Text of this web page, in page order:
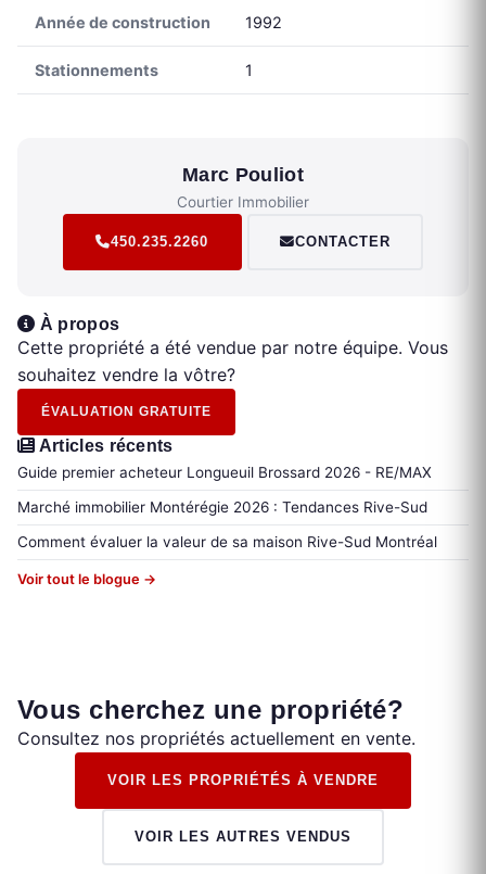
Année de construction 1992
Stationnements 1
Marc Pouliot
Courtier Immobilier
450.235.2260 CONTACTER
À propos
Cette propriété a été vendue par notre équipe. Vous
souhaitez vendre la vôtre?
ÉVALUATION GRATUITE
Articles récents
Guide premier acheteur Longueuil Brossard 2026 - RE/MAX
Marché immobilier Montérégie 2026 : Tendances Rive-Sud
Comment évaluer la valeur de sa maison Rive-Sud Montréal
Voir tout le blogue →
Vous cherchez une propriété?
Consultez nos propriétés actuellement en vente.
VOIR LES PROPRIÉTÉS À VENDRE
VOIR LES AUTRES VENDUS